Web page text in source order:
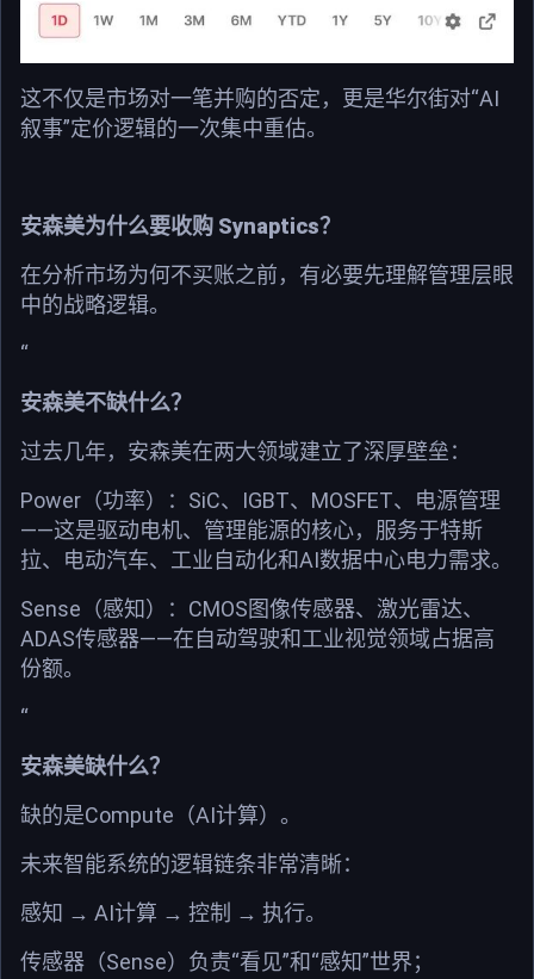
这不仅是市场对一笔并购的否定，更是华尔街对“AI
叙事”定价逻辑的一次集中重估。
安森美为什么要收购 Synaptics？
在分析市场为何不买账之前，有必要先理解管理层眼
中的战略逻辑。
“
安森美不缺什么？
过去几年，安森美在两大领域建立了深厚壁垒：
Power（功率）：SiC、IGBT、MOSFET、电源管理
——这是驱动电机、管理能源的核心，服务于特斯
拉、电动汽车、工业自动化和AI数据中心电力需求。
Sense（感知）：CMOS图像传感器、激光雷达、
ADAS传感器——在自动驾驶和工业视觉领域占据高
份额。
“
安森美缺什么？
缺的是Compute（AI计算）。
未来智能系统的逻辑链条非常清晰：
感知 → AI计算 → 控制 → 执行。
传感器（Sense）负责“看见”和“感知”世界；